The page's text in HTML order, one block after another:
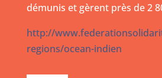
démunis et gèrent près de2
http://
regions/ocean-indien